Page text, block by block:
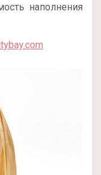
наполнения